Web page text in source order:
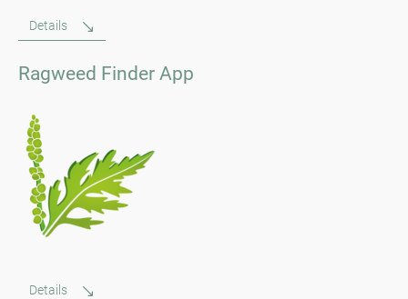
Details
Ragweed Finder App
Details